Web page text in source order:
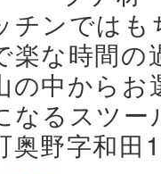
チンでは
楽な時間の
の中から
なるスツー
奥野字和